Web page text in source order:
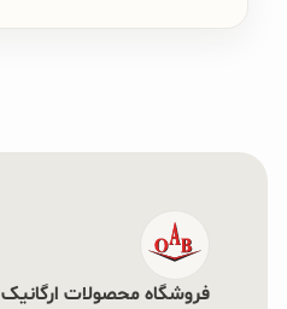
فروشگاه محصولات ارگانیک OAB